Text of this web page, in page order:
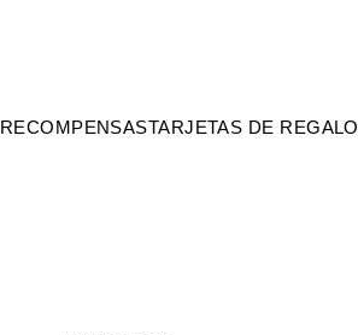
RECOMPENSASTARJETAS DE REGALO